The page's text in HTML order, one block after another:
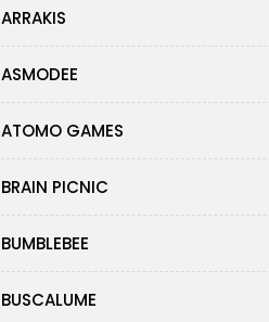
ARRAKIS
ASMODEE
ATOMO GAMES
BRAIN PICNIC
BUMBLEBEE
BUSCALUME